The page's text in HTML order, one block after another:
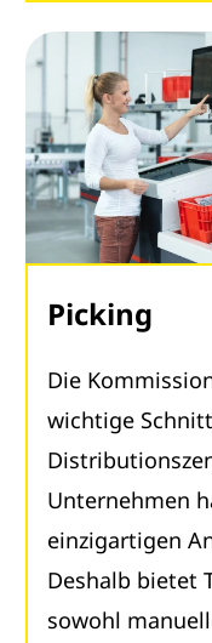
Picking
Die
wichtige
Unternehmen
einzigartigen
Deshalb bietet
sowohl